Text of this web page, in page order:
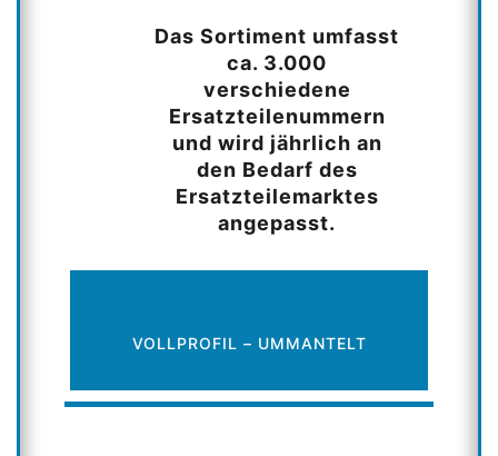
Das Sortiment umfasst
ca. 3.000
verschiedene
Ersatzteilenummern
und wird jährlich an
den Bedarf des
Ersatzteilemarktes
angepasst.
VOLLPROFIL – UMMANTELT